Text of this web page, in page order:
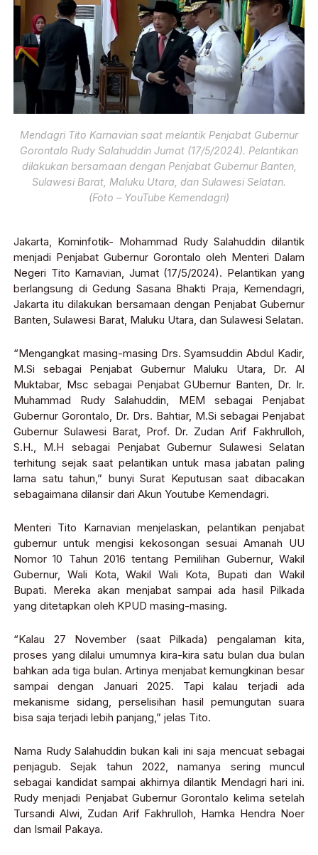
Mendagri Tito Karnavian saat melantik Penjabat Gubernur
Gorontalo Rudy Salahuddin Jumat (17/5/2024). Pelantikan
dilakukan bersamaan dengan Penjabat Gubernur Banten,
Sulawesi Barat, Maluku Utara, dan Sulawesi Selatan.
(Foto – YouTube Kemendagri)
Jakarta, Kominfotik- Mohammad Rudy Salahuddin dilantik
menjadi Penjabat Gubernur Gorontalo oleh Menteri Dalam
Negeri Tito Karnavian, Jumat (17/5/2024). Pelantikan yang
berlangsung di Gedung Sasana Bhakti Praja, Kemendagri,
Jakarta itu dilakukan bersamaan dengan Penjabat Gubernur
Banten, Sulawesi Barat, Maluku Utara, dan Sulawesi Selatan.
“Mengangkat masing-masing Drs. Syamsuddin Abdul Kadir,
M.Si sebagai Penjabat Gubernur Maluku Utara, Dr. Al
Muktabar, Msc sebagai Penjabat GUbernur Banten, Dr. Ir.
Muhammad Rudy Salahuddin, MEM sebagai Penjabat
Gubernur Gorontalo, Dr. Drs. Bahtiar, M.Si sebagai Penjabat
Gubernur Sulawesi Barat, Prof. Dr. Zudan Arif Fakhrulloh,
S.H., M.H sebagai Penjabat Gubernur Sulawesi Selatan
terhitung sejak saat pelantikan untuk masa jabatan paling
lama satu tahun,” bunyi Surat Keputusan saat dibacakan
sebagaimana dilansir dari Akun Youtube Kemendagri.
Menteri Tito Karnavian menjelaskan, pelantikan penjabat
gubernur untuk mengisi kekosongan sesuai Amanah UU
Nomor 10 Tahun 2016 tentang Pemilihan Gubernur, Wakil
Gubernur, Wali Kota, Wakil Wali Kota, Bupati dan Wakil
Bupati. Mereka akan menjabat sampai ada hasil Pilkada
yang ditetapkan oleh KPUD masing-masing.
“Kalau 27 November (saat Pilkada) pengalaman kita,
proses yang dilalui umumnya kira-kira satu bulan dua bulan
bahkan ada tiga bulan. Artinya menjabat kemungkinan besar
sampai dengan Januari 2025. Tapi kalau terjadi ada
mekanisme sidang, perselisihan hasil pemungutan suara
bisa saja terjadi lebih panjang,” jelas Tito.
Nama Rudy Salahuddin bukan kali ini saja mencuat sebagai
penjagub. Sejak tahun 2022, namanya sering muncul
sebagai kandidat sampai akhirnya dilantik Mendagri hari ini.
Rudy menjadi Penjabat Gubernur Gorontalo kelima setelah
Tursandi Alwi, Zudan Arif Fakhrulloh, Hamka Hendra Noer
dan Ismail Pakaya.